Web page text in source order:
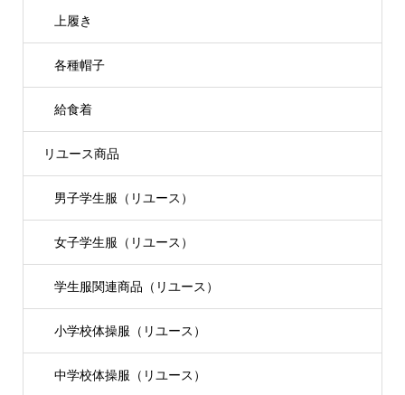
上履き
各種帽子
給食着
リユース商品
男子学生服（リユース）
女子学生服（リユース）
学生服関連商品（リユース）
小学校体操服（リユース）
中学校体操服（リユース）